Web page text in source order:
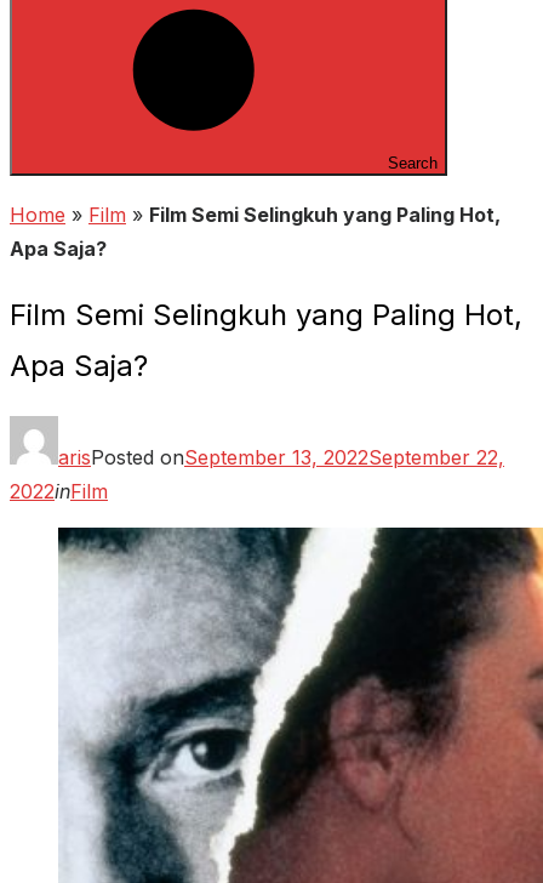
Search
Home » Film » Film Semi Selingkuh yang Paling Hot,
Apa Saja?
Film Semi Selingkuh yang Paling Hot,
Apa Saja?
arisPosted onSeptember 13, 2022September 22,
2022inFilm